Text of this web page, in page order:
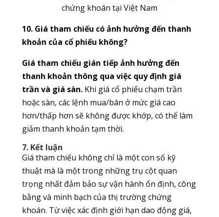
chứng khoán tại Việt Nam
10. Giá tham chiếu có ảnh hưởng đến thanh
khoản của cổ phiếu không?
Giá tham chiếu gián tiếp ảnh hưởng đến
thanh khoản thông qua việc quy định giá
trần và giá sàn.Khi giá cổ phiếu chạm trần
hoặc sàn, các lệnh mua/bán ở mức giá cao
hơn/thấp hơn sẽ không được khớp, có thể làm
giảm thanh khoản tạm thời.
7. Kết luận
Giá tham chiếu không chỉ là một con số kỹ
thuật mà là một trong những trụ cột quan
trọng nhất đảm bảo sự vận hành ổn định, công
bằng và minh bạch của thị trường chứng
khoán. Từ việc xác định giới hạn dao động giá,